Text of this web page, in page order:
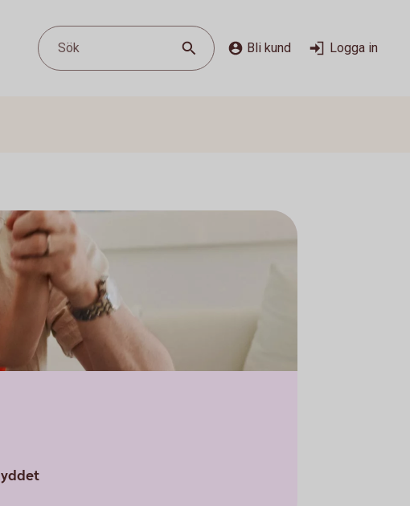
Sök Bli kund Logga in